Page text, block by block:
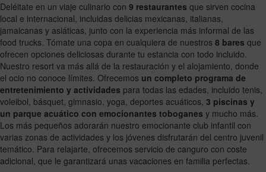
Deléitate en un viaje culinario con 9 restaurantes que sirven cocina
local e internacional, incluidas delicias mexicanas, italianas,
jamaicanas y asiáticas, junto con la experiencia más informal de las
food trucks. Tómate una copa en cualquiera de nuestros 8 bares que
ofrecen opciones deliciosas durante tu estancia con todo incluido.
Nuestro resort va más allá de la restauración y el alojamiento, donde
el ocio no conoce límites. Ofrecemos un completo programa de
entretenimiento y actividades para todas las edades, incluido tenis,
voleibol, básquet, gimnasio, yoga, deportes acuáticos, 3 piscinas y
un parque acuático con emocionantes toboganes y mucho más.
Los más pequeños adorarán nuestro emocionante club infantil con
varias zonas de actividades y los jóvenes disfrutarán del centro juvenil
temático. Para relajarte, ofrecemos servicio de canguro con coste
adicional, que le garantizará unas vacaciones en familia perfectas.